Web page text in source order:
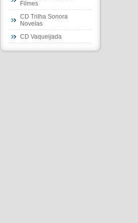
Filmes
CD Trilha Sonora
Novelas
CD Vaqueijada